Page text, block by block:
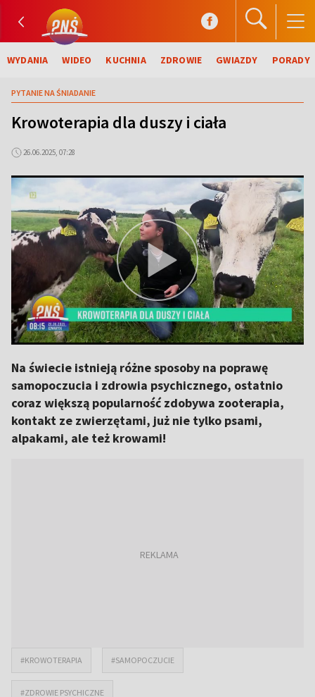
WYDANIA WIDEO KUCHNIA ZDROWIE GWIAZDY PORADY
PYTANIE NA ŚNIADANIE
Krowoterapia dla duszy i ciała
26.06.2025, 07:28
Na świecie istnieją różne sposoby na poprawę
samopoczucia i zdrowia psychicznego, ostatnio
coraz większą popularność zdobywa zooterapia,
kontakt ze zwierzętami, już nie tylko psami,
alpakami, ale też krowami!
#KROWOTERAPIA #SAMOPOCZUCIE
#ZDROWIE PSYCHICZNE